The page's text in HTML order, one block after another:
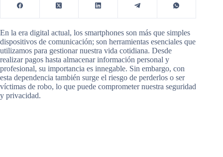
En la era digital actual, los smartphones son más que simples
dispositivos de comunicación; son herramientas esenciales que
utilizamos para gestionar nuestra vida cotidiana. Desde
realizar pagos hasta almacenar información personal y
profesional, su importancia es innegable. Sin embargo, con
esta dependencia también surge el riesgo de perderlos o ser
víctimas de robo, lo que puede comprometer nuestra seguridad
y privacidad.